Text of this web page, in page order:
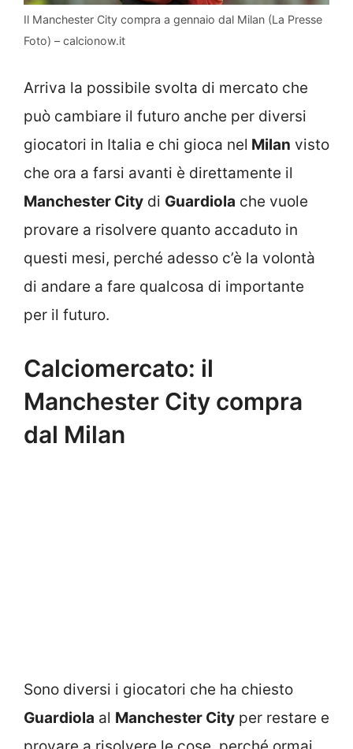
Il Manchester City compra a gennaio dal Milan (La Presse
Foto) – calcionow.it
Arriva la possibile svolta di mercato che
può cambiare il futuro anche per diversi
giocatori in Italia e chi gioca nel Milan visto
che ora a farsi avanti è direttamente il
Manchester City di Guardiola che vuole
provare a risolvere quanto accaduto in
questi mesi, perché adesso c’è la volontà
di andare a fare qualcosa di importante
per il futuro.
Calciomercato: il
Manchester City compra
dal Milan
Sono diversi i giocatori che ha chiesto
Guardiola al Manchester City per restare e